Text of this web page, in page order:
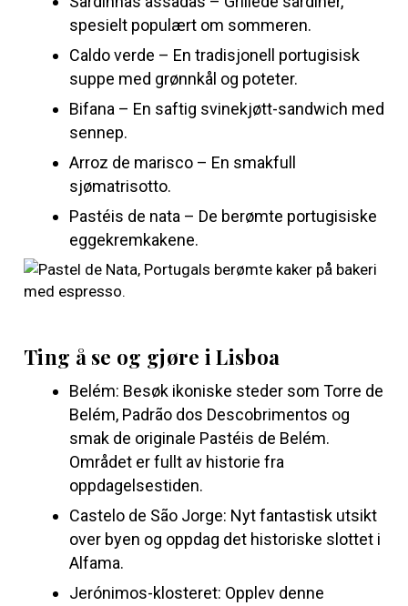
spesielt populært om sommeren.
Caldo verde – En tradisjonell portugisisk
suppe med grønnkål og poteter.
Bifana – En saftig svinekjøtt-sandwich med
sennep.
Arroz de marisco – En smakfull
sjømatrisotto.
Pastéis de nata – De berømte portugisiske
eggekremkakene.
Ting å se og gjøre i Lisboa
Belém: Besøk ikoniske steder som Torre de
Belém, Padrão dos Descobrimentos og
smak de originale Pastéis de Belém.
Området er fullt av historie fra
oppdagelsestiden.
Castelo de São Jorge: Nyt fantastisk utsikt
over byen og oppdag det historiske slottet i
Alfama.
Jerónimos-klosteret: Opplev denne